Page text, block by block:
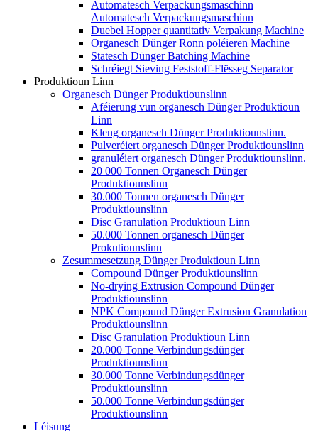
Automatesch Verpackungsmaschinn
Automatesch Verpackungsmaschinn
Duebel Hopper quantitativ Verpakung Machine
Organesch Dünger Ronn poléieren Machine
Statesch Dünger Batching Machine
Schréiegt Sieving Feststoff-Flësseg Separator
Produktioun Linn
Organesch Dünger Produktiounslinn
Aféierung vun organesch Dünger Produktioun
Linn
Kleng organesch Dünger Produktiounslinn.
Pulveréiert organesch Dünger Produktiounslinn
granuléiert organesch Dünger Produktiounslinn.
20 000 Tonnen Organesch Dünger
Produktiounslinn
30.000 Tonnen organesch Dünger
Produktiounslinn
Disc Granulation Produktioun Linn
50.000 Tonnen organesch Dünger
Prokutiounslinn
Zesummesetzung Dünger Produktioun Linn
Compound Dünger Produktiounslinn
No-drying Extrusion Compound Dünger
Produktiounslinn
NPK Compound Dünger Extrusion Granulation
Produktiounslinn
Disc Granulation Produktioun Linn
20.000 Tonne Verbindungsdünger
Produktiounslinn
30.000 Tonne Verbindungsdünger
Produktiounslinn
50.000 Tonne Verbindungsdünger
Produktiounslinn
Léisung